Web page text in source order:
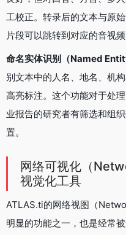
工校正。转录后的文本与原
片段可以跳转到对应的音视频
命名实体识别（Named
别文本中的人名、地名、机
高亮标注。这个功能对于处
业报告的研究者有筛选和组
置。
网络可视化（
视觉化工具
ATLAS.ti的网络视图（
明显的功能之一，也是经常